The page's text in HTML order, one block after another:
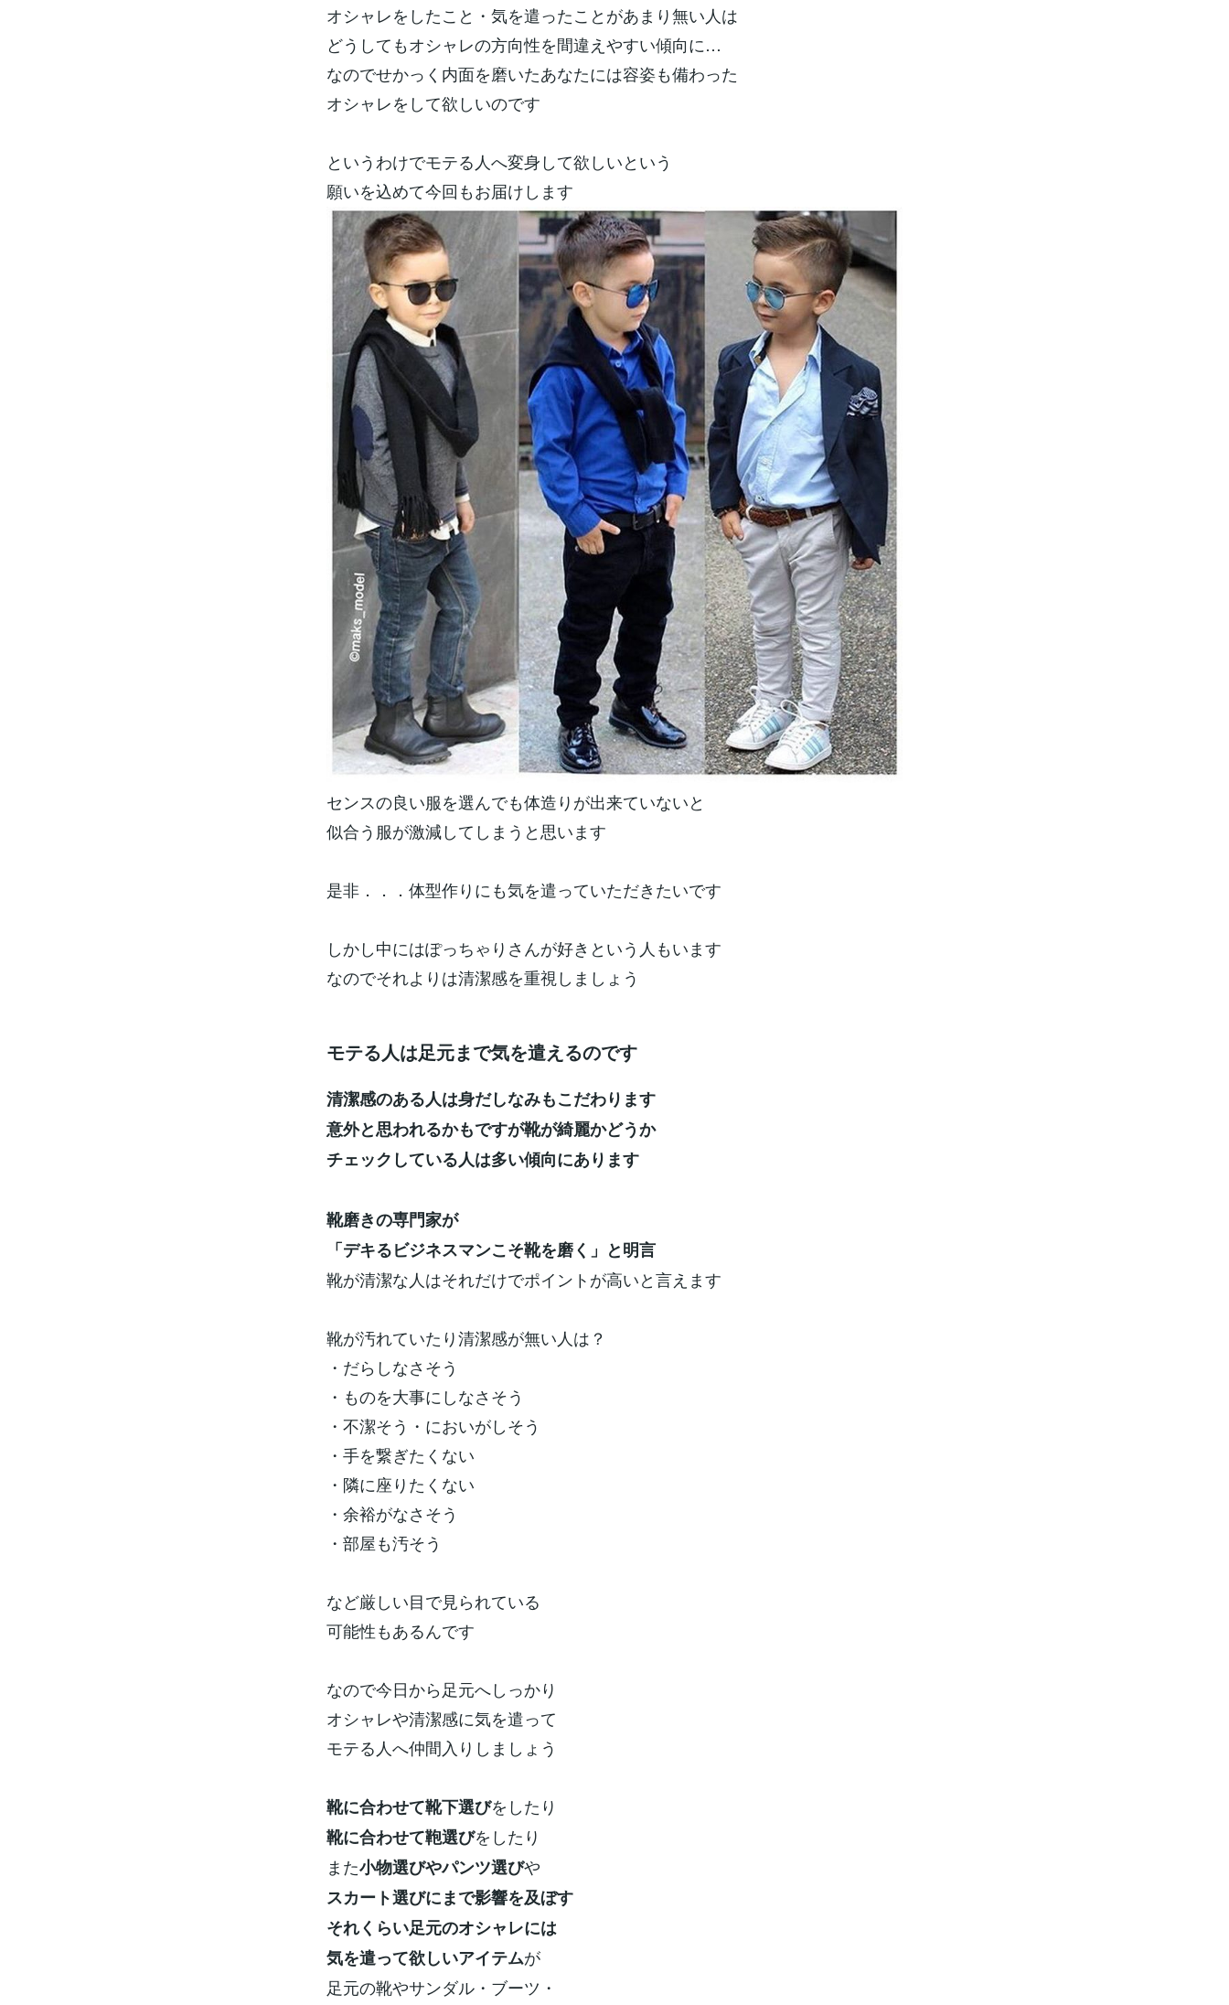
オシャレをしたこと・気を遣ったことがあまり無い人は
どうしてもオシャレの方向性を間違えやすい傾向に…
なのでせかっく内面を磨いたあなたには容姿も備わった
オシャレをして欲しいのです
というわけでモテる人へ変身して欲しいという
願いを込めて今回もお届けします
センスの良い服を選んでも体造りが出来ていないと
似合う服が激減してしまうと思います
是非．．．体型作りにも気を遣っていただきたいです
しかし中にはぽっちゃりさんが好きという人もいます
なのでそれよりは清潔感を重視しましょう
モテる人は足元まで気を遣えるのです
清潔感のある人は身だしなみもこだわります
意外と思われるかもですが靴が綺麗かどうか
チェックしている人は多い傾向にあります
靴磨きの専門家が
「デキるビジネスマンこそ靴を磨く」と明言
靴が清潔な人はそれだけでポイントが高いと言えます
靴が汚れていたり清潔感が無い人は？
・だらしなさそう
・ものを大事にしなさそう
・不潔そう・においがしそう
・手を繋ぎたくない
・隣に座りたくない
・余裕がなさそう
・部屋も汚そう
など厳しい目で見られている
可能性もあるんです
なので今日から足元へしっかり
オシャレや清潔感に気を遣って
モテる人へ仲間入りしましょう
靴に合わせて靴下選びをしたり
靴に合わせて鞄選びをしたり
また小物選びやパンツ選びや
スカート選びにまで影響を及ぼす
それくらい足元のオシャレには
気を遣って欲しいアイテムが
足元の靴やサンダル・ブーツ・